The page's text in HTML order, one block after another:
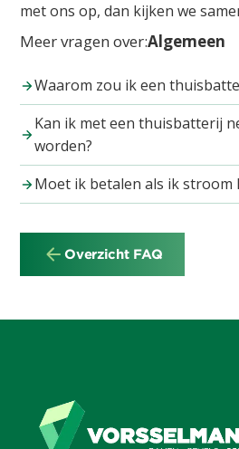
Meer vragen over:Algemeen
Waarom zou ik een
Kan ik met een thuisbatterij
worden?
Moet ik betalen als ik stroom
Overzicht FAQ
met ons op, dan kijken we